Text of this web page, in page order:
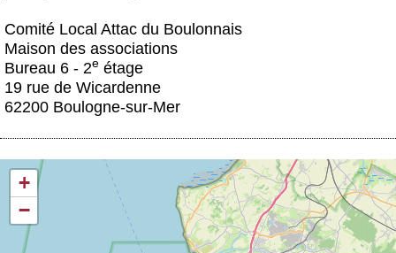
Comité Local Attac du Boulonnais
Maison des associations
Bureau 6 - 2e étage
19 rue de Wicardenne
62200 Boulogne-sur-Mer
+
−